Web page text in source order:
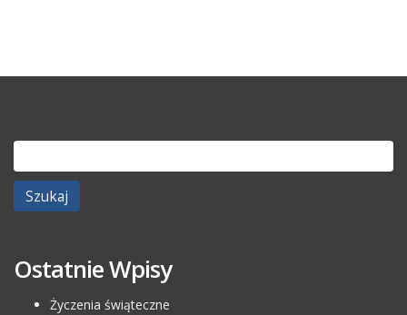
Szukaj:
Ostatnie Wpisy
Życzenia świąteczne